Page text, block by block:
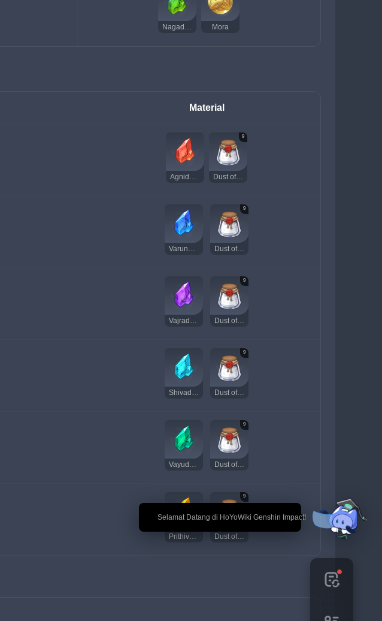
🎉 Selamat Datang di HoYoWiki Genshin Impact!
Nagadus Emerald Chunk Mora
Material
Agnidus Agate Chunk
9
Dust of Azoth
Varunada Lazurite Chunk
9
Dust of Azoth
Vajrada Amethyst Chunk
9
Dust of Azoth
Shivada Jade Chunk
9
Dust of Azoth
Vayuda Turquoise Chunk
9
Dust of Azoth
Prithiva Topaz Chunk
9
Dust of Azoth